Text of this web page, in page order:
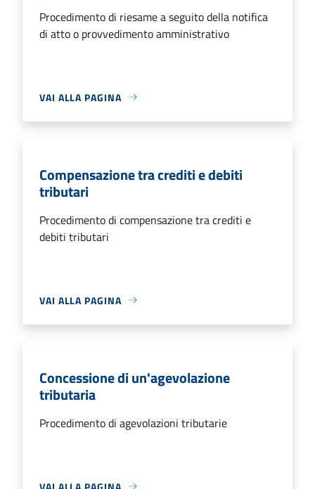
Procedimento di riesame a seguito della notifica
di atto o provvedimento amministrativo
VAI ALLA PAGINA
Compensazione tra crediti e debiti
tributari
Procedimento di compensazione tra crediti e
debiti tributari
VAI ALLA PAGINA
Concessione di un'agevolazione
tributaria
Procedimento di agevolazioni tributarie